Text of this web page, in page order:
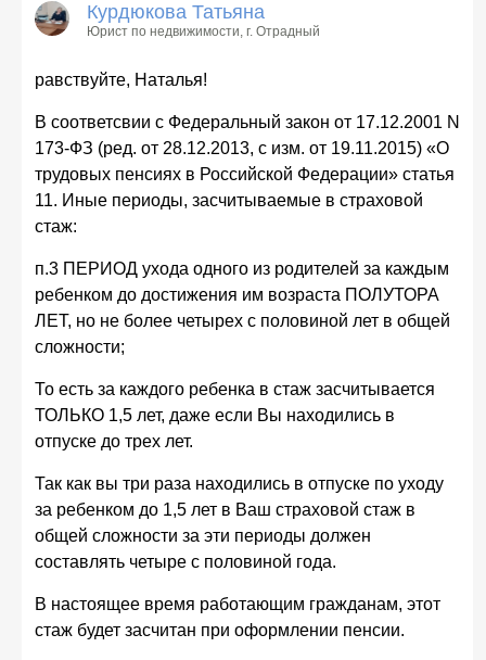
Курдюкова Татьяна
Юрист по недвижимости, г. Отрадный
равствуйте, Наталья!
В соответсвии с Федеральный закон от 17.12.2001 N
173-ФЗ (ред. от 28.12.2013, с изм. от 19.11.2015) «О
трудовых пенсиях в Российской Федерации» статья
11. Иные периоды, засчитываемые в страховой
стаж:
п.3 ПЕРИОД ухода одного из родителей за каждым
ребенком до достижения им возраста ПОЛУТОРА
ЛЕТ, но не более четырех с половиной лет в общей
сложности;
То есть за каждого ребенка в стаж засчитывается
ТОЛЬКО 1,5 лет, даже если Вы находились в
отпуске до трех лет.
Так как вы три раза находились в отпуске по уходу
за ребенком до 1,5 лет в Ваш страховой стаж в
общей сложности за эти периоды должен
составлять четыре с половиной года.
В настоящее время работающим гражданам, этот
стаж будет засчитан при оформлении пенсии.